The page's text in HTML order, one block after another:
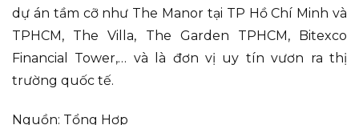
dự án tầm cỡ như The Manor tại TP Hồ Chí Minh và
TPHCM, The Villa, The Garden TPHCM, Bitexco
Financial Tower,… và là đơn vị uy tín vươn ra thị
trường quốc tế.
Nguồn: Tổng Hợp